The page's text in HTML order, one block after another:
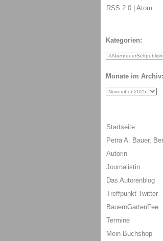
RSS 2.0 | Atom
Kategorien:
Monate im Archiv:
Startseite
Petra A. Bauer,
Autorin
Journalistin
Das Autorenblog
Treffpunkt Twitter
BauernGartenFee
Termine
Mein Buchshop